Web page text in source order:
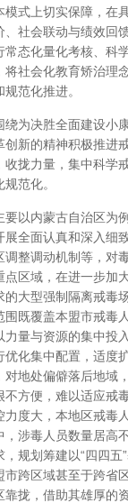
式上切实保障，
社会联动与绩效回
态化量化考核、科
社会化教育矫治理
范化推进。
为决胜全面建设
新的精神积极推进
拢力量，集中科
范化。
以内蒙古自治区为
全面认真和深入
整调动机制等，对
区域，在进一步加
大型强制隔离戒毒
既覆盖本盟市戒
量与资源的集中
化集中配置，适
地处偏僻落后地
方便，难以适应戒
度大，本地区戒毒
涉毒人员数量居高
规划筹建以“四四
跨区域甚至于跨
拢，借助其雄厚的